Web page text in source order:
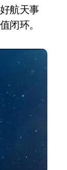
航天事
闭环。